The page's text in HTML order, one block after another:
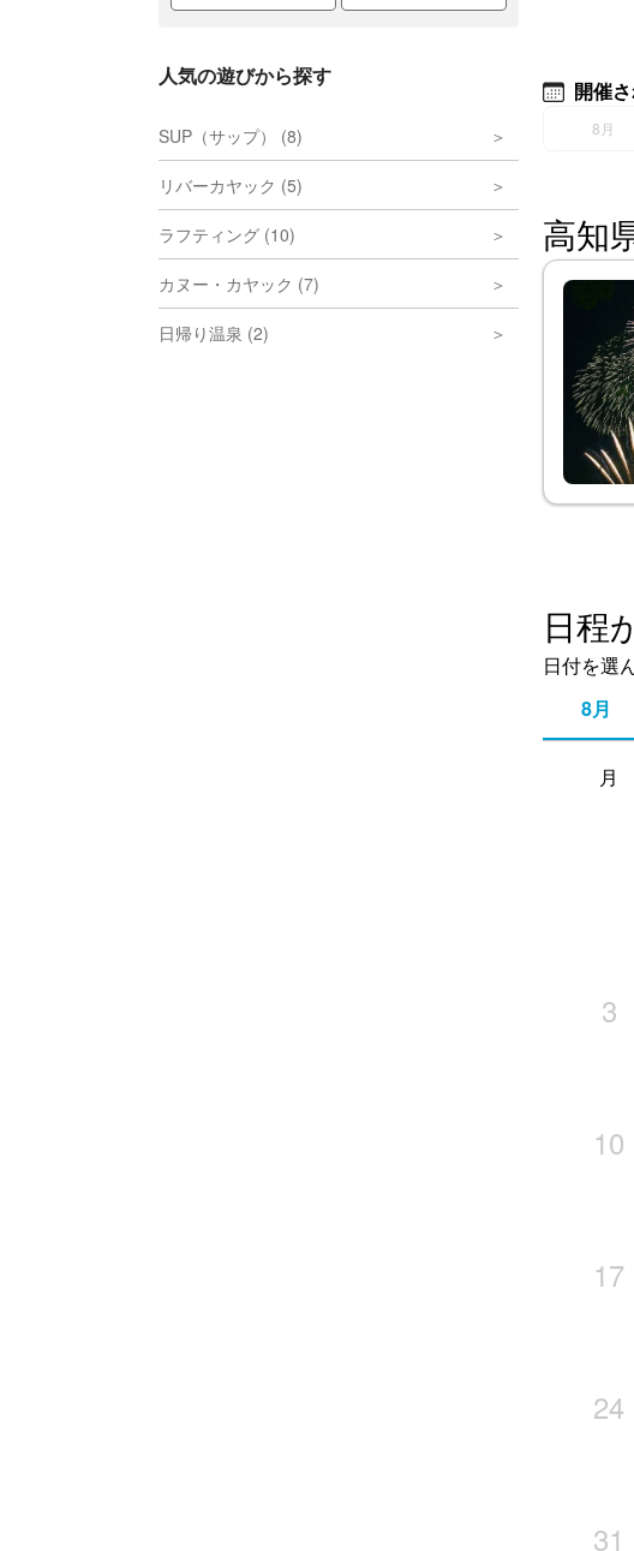
人気の遊びから探す
SUP（サップ） (8)
リバーカヤック (5)
ラフティング (10)
カヌー・カヤック (7)
日帰り温泉 (2)
開催
8月
高知
日程
日付を選
8月
月
3
10
17
24
31